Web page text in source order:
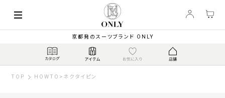
京都発のスーツブランド ONLY
TOP HOWTO > ネクタイピン